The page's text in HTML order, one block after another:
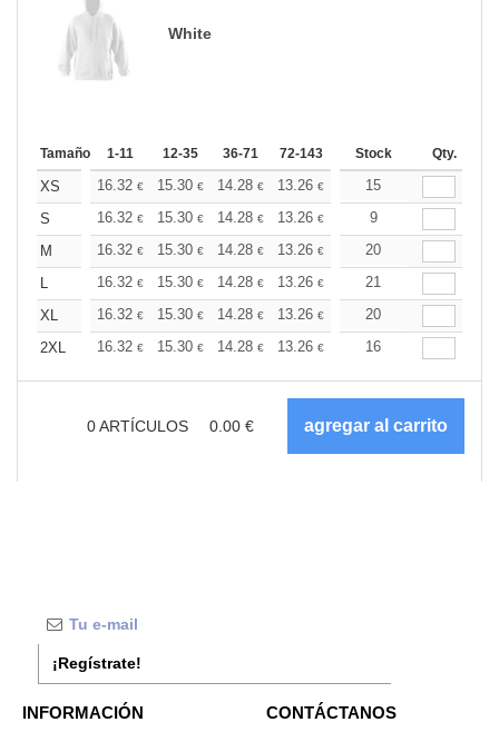
White
Tamaño 1-11 12-35 36-71 72-143 144-287 288 +
Stock Qty.
XS 16.32 € 15.30 € 14.28 € 13.26 € 12.24€
15
S
16.32 € 15.30 € 14.28 € 13.26 € 12.24
9
M
16.32 € 15.30 € 14.28 € 13.26 € 12.24€
20
L
16.32 € 15.30 € 14.28 € 13.26 € 12.24
21
XL
16.32 € 15.30 € 14.28 € 13.26 € 12.24€
20
2XL
16.32 € 15.30 € 14.28 € 13.26 € 12.24€
16
0ARTÍCULOS 0.00 €
¡Regístrate!
INFORMACIÓN CONTÁCTANOS